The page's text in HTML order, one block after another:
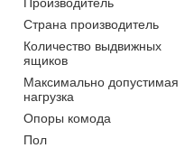
Страна производитель
Количество выдвижных
ящиков
Максимально допустимая
нагрузка
Опоры комода
Пол